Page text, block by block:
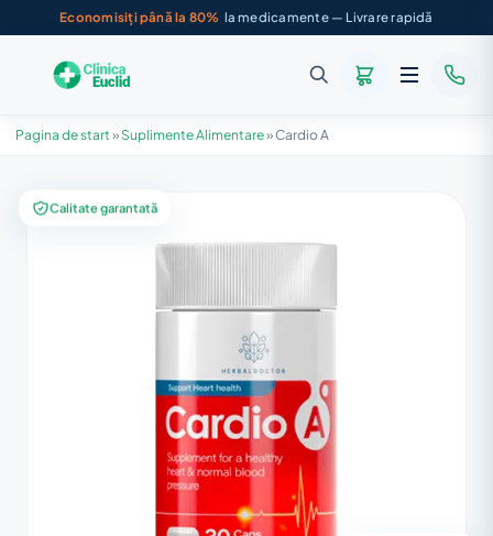
Economisiți până la 80% la medicamente — Livrare rapidă
Pagina de start » Suplimente Alimentare»Cardio A
Calitate garantată